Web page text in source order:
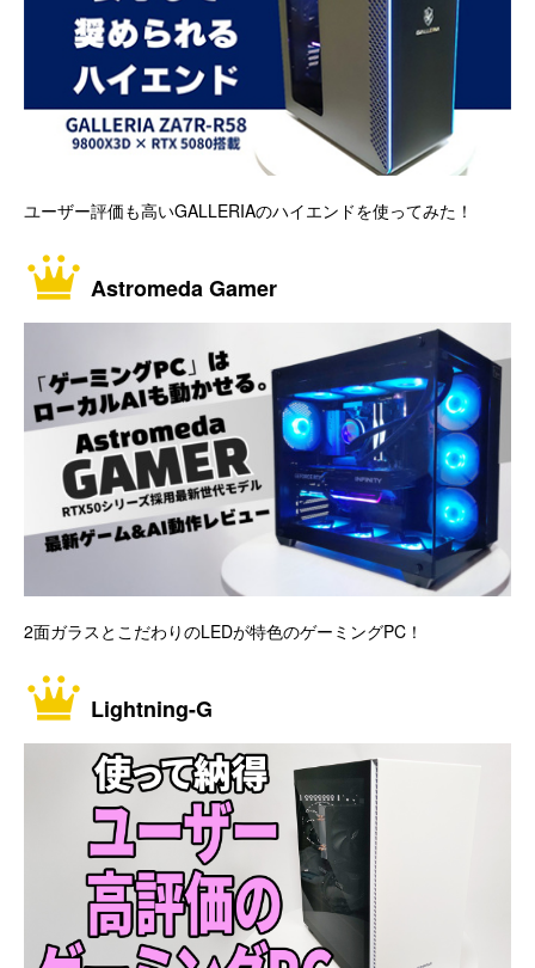
ユーザー評価も高いGALLERIAのハイエンドを使ってみた！
Astromeda Gamer
2面ガラスとこだわりのLEDが特色のゲーミングPC！
Lightning-G